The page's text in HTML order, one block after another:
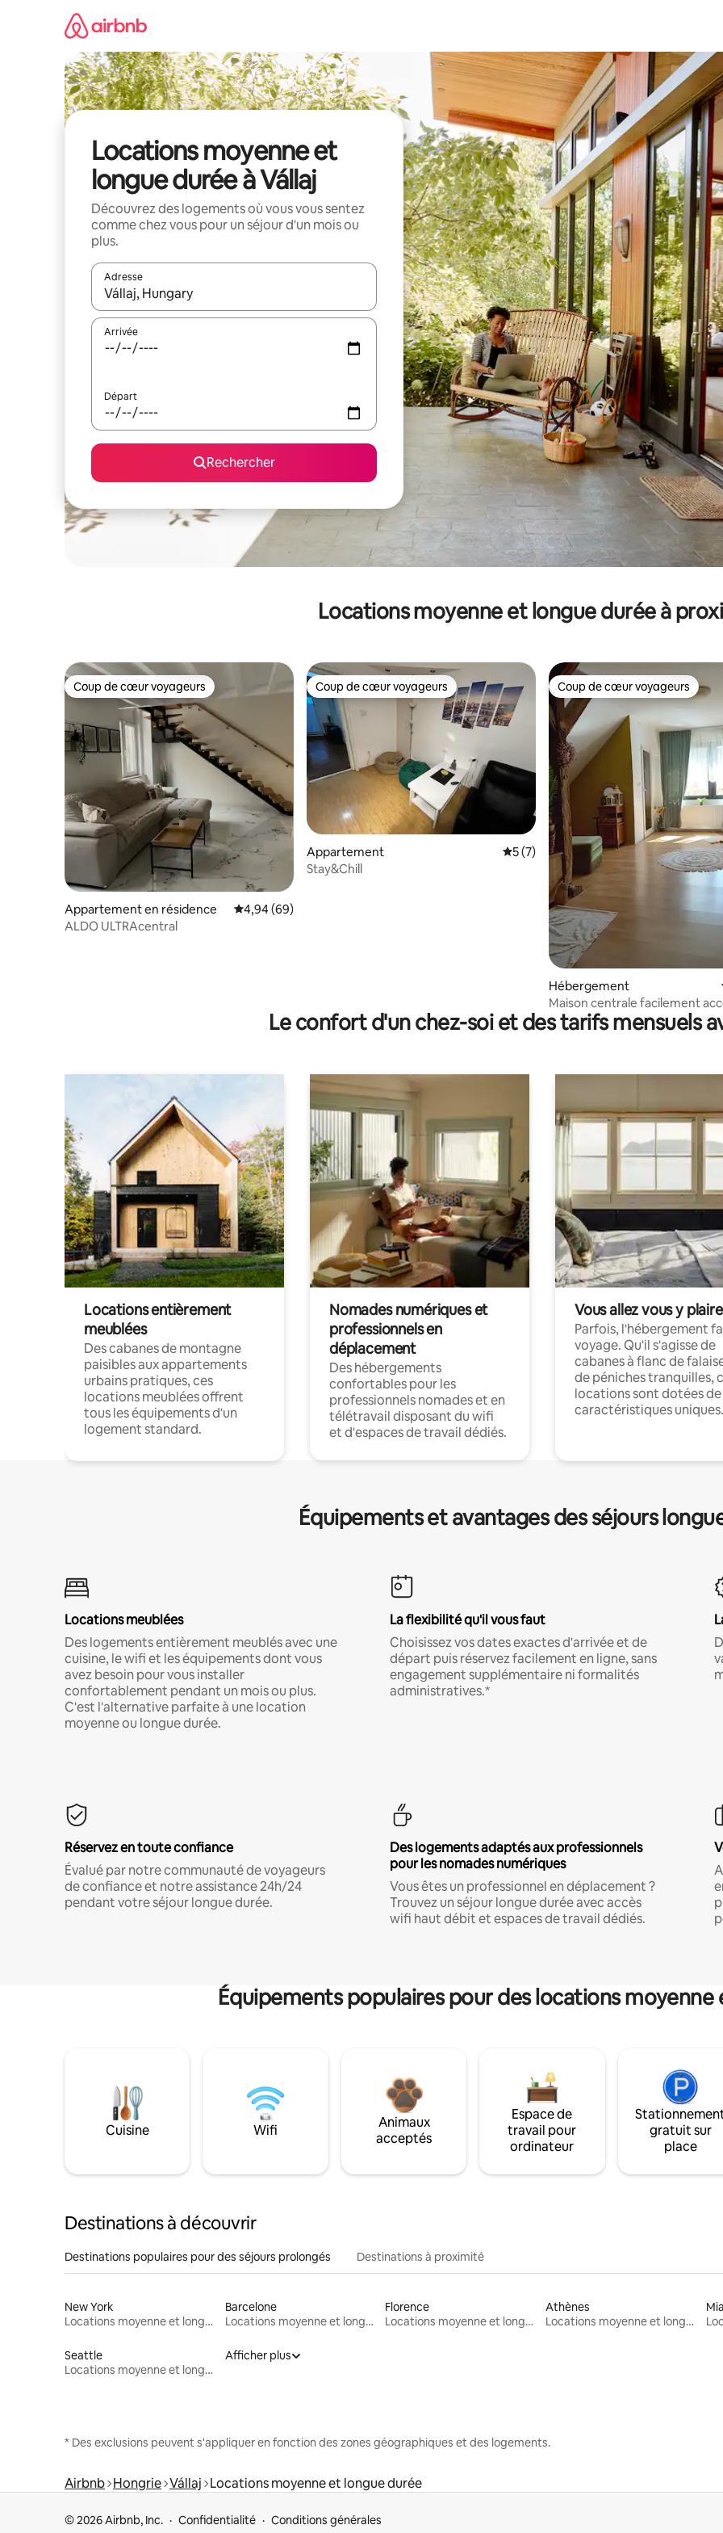
Locations moyenne et
longue durée à Vállaj
Découvrez des logements où vous vous sentez
comme chez vous pour un séjour d'un mois ou
plus.
Adresse
Lorsque les résultats s'affichent, utilisez les flèches vers le haut et vers le bas pour les parcourir ou en appuyant et en
Arrivée
Départ
Rechercher
Locations moyenne et longue durée à
Coup de cœur voyageurs
Coup de cœur voyageurs
Appartement en résidence Évaluation moyenne sur la base de 69 commentaires : 4,94 sur 5
4,94 (69)
ALDO ULTRAcentral
Coup de cœur voyageurs
Coup de cœur voyageurs
Appartement Évaluation moyenne sur la base de 7
5 (7)
Stay&Chill
Coup de cœur voyageurs
Coup de cœur voyageurs
Hébergement
Maison centrale facilement
Le confort d'un chez-soi et des tarifs mensuels
Locations entièrement
meublées
Des cabanes de montagne
paisibles aux appartements
urbains pratiques, ces
locations meublées offrent
tous les équipements d'un
logement standard.
Nomades numériques et
professionnels en
déplacement
Des hébergements
confortables pour les
professionnels nomades et en
télétravail disposant du wifi
et d'espaces de travail dédiés.
Vous allez vous y plaire
Parfois, l'hébergement
voyage. Qu'il s'agisse de
cabanes à flanc de
de péniches tranquilles,
locations sont dotées de
caractéristiques uniques.
Équipements et avantages des séjours
Locations meublées
Des logements entièrement meublés avec une
cuisine, le wifi et les équipements dont vous
avez besoin pour vous installer
confortablement pendant un mois ou plus.
C'est l'alternative parfaite à une location
moyenne ou longue durée.
La flexibilité qu'il vous faut
Choisissez vos dates exactes d'arrivée et de
départ puis réservez facilement en ligne, sans
engagement supplémentaire ni formalités
administratives.*
Réservez en toute confiance
Évalué par notre communauté de voyageurs
de confiance et notre assistance 24h/24
pendant votre séjour longue durée.
Des logements adaptés aux professionnels
pour les nomades numériques
Vous êtes un professionnel en déplacement ?
Trouvez un séjour longue durée avec accès
wifi haut débit et espaces de travail dédiés.
Équipements populaires pour des locations
Cuisine Wifi
Animaux
acceptés
Espace de
travail pour
ordinateur
gratuit sur
place
Destinations à découvrir
Destinations populaires pour des séjours prolongés Destinations à proximité
New York
Locations moyenne et longue durée
Barcelone
Locations moyenne et longue durée
Florence
Locations moyenne et longue durée
Athènes
Locations moyenne et longue durée
Seattle
Locations moyenne et longue durée
Afficher plus
* Des exclusions peuvent s'appliquer en fonction des zones géographiques et des logements.
Airbnb Hongrie Vállaj Locations moyenne et longue durée
© 2026 Airbnb, Inc. Confidentialité Conditions générales